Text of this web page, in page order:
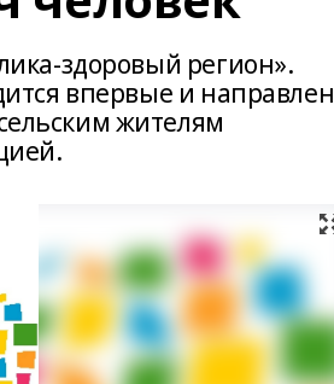
здоровый регион».
впервые и направлен
жителям